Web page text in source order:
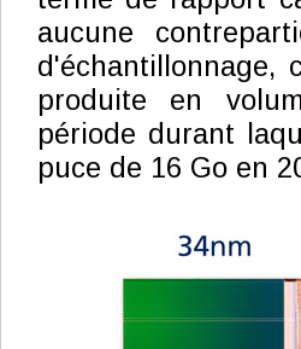
aucune
d'échantillonnage,
produite en
période durant
puce de 16 Go en